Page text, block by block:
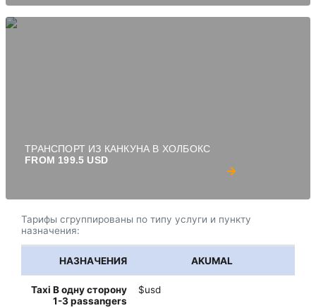
ТРАНСПОРТ ИЗ КАНКУНА В ХОЛБОКС
FROM 199.5 USD
Тарифы сгруппированы по типу услуги и пункту
назначения:
AKUMAL
$usd